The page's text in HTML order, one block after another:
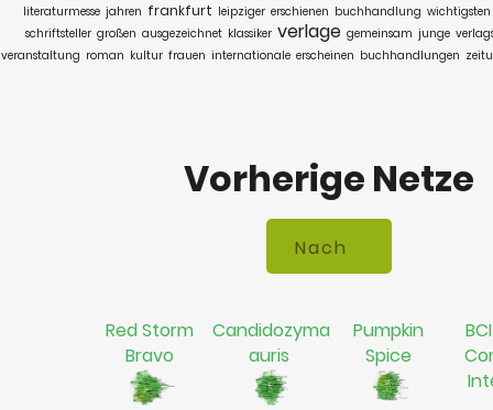
literaturmesse jahren frankfurt leipziger erschienen buchhandlung wichtigsten
schriftsteller großen ausgezeichnet klassiker verlage gemeinsam junge
veranstaltung roman kultur frauen internationale erscheinen buchhandlungen
Vorherige Netze
Red Storm
Bravo
Candidozyma
auris
Pumpkin
Spice